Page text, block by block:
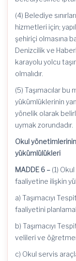
(4) Belediye
hizmetleri için;
şehiriçi olmasına
Denizcilik ve
karayolu yolcu
olmalıdır.
(5) Taşımacılar
yükümlüklerinin
yönelik olarak
uymak zorundadır.
Okul
yükümlülükleri
MADDE 6 – (1)
faaliyetine ilişkin
a) Taşımacıyı
faaliyetini
b) Taşımacıyı
velileri ve
c) Okul servis